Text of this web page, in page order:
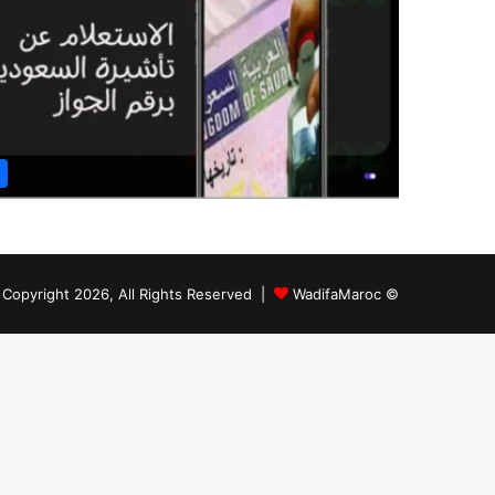
© Copyright 2026, All Rights Reserved |
WadifaMaroc